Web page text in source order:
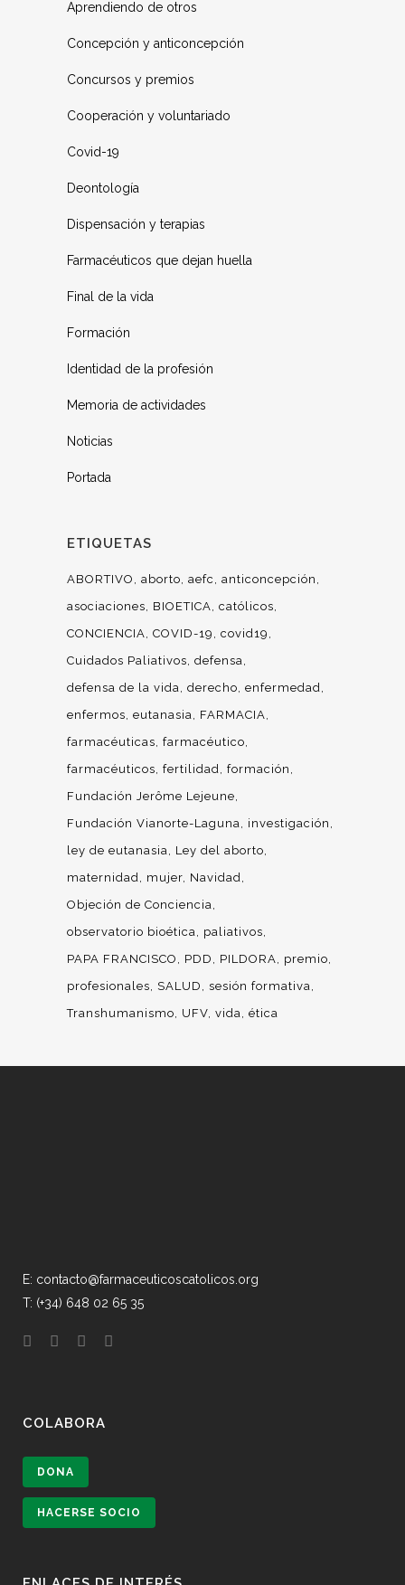
Aprendiendo de otros
Concepción y anticoncepción
Concursos y premios
Cooperación y voluntariado
Covid-19
Deontología
Dispensación y terapias
Farmacéuticos que dejan huella
Final de la vida
Formación
Identidad de la profesión
Memoria de actividades
Noticias
Portada
ETIQUETAS
ABORTIVO aborto aefc
anticoncepción
asociaciones
BIOETICA católicos
CONCIENCIA COVID-19
covid19
Cuidados Paliativos defensa
defensa de la vida derecho enfermedad
enfermos eutanasia
FARMACIA
farmacéuticas farmacéutico
farmacéuticos fertilidad formación
Fundación Jerôme Lejeune
Fundación Vianorte-Laguna
investigación
ley de eutanasia
Ley del aborto
maternidad
mujer Navidad
Objeción de Conciencia
observatorio bioética
paliativos
PAPA FRANCISCO
PDD PILDORA
premio
profesionales
SALUD
sesión formativa
Transhumanismo
UFV vida ética
E: contacto@farmaceuticoscatolicos.org
T: (+34) 648 02 65 35
COLABORA
DONA
HACERSE SOCIO